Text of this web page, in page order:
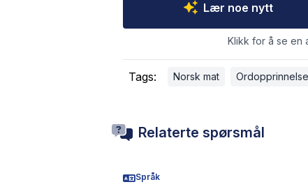
Lær noe nytt
Klikk for å se en
Tags: Norsk mat Ordopprinnelse
Relaterte spørsmål
Språk